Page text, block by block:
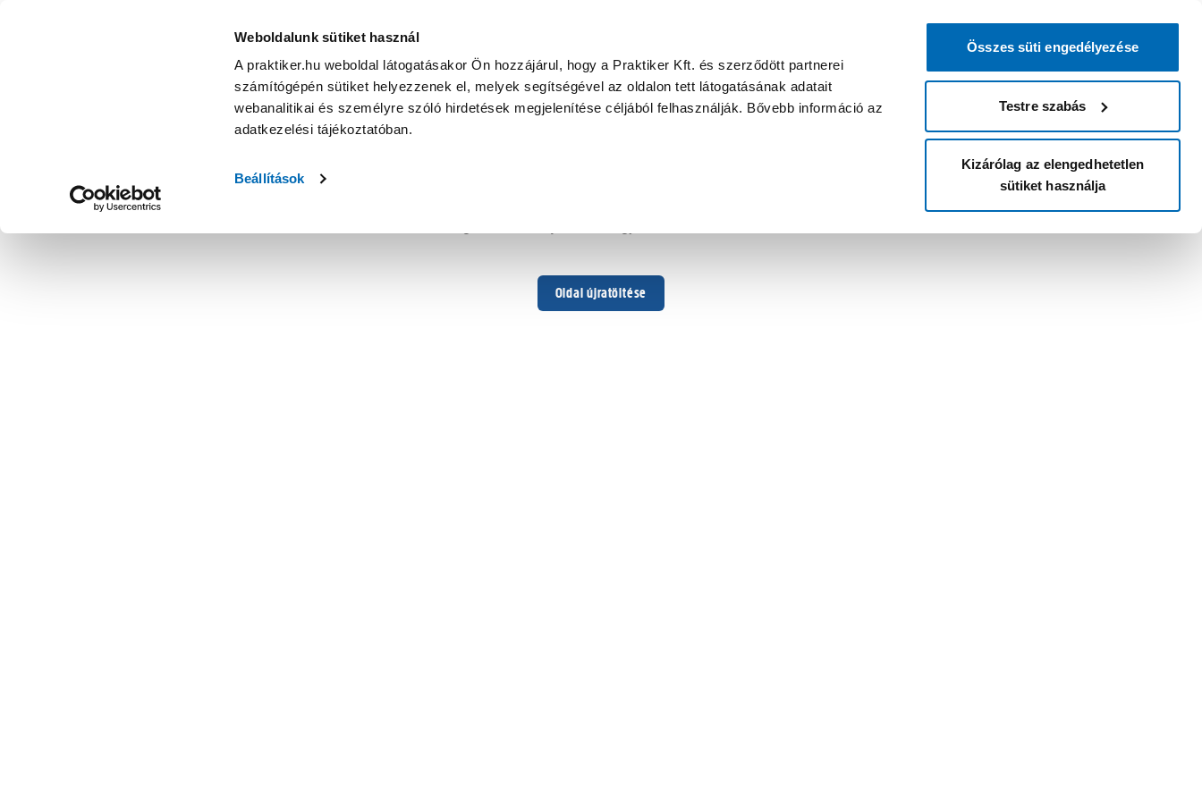
Weboldalunk sütiket használ
A praktiker.hu weboldal látogatásakor Ön hozzájárul, hogy a Praktiker Kft. és szerződött partnerei
számítógépén sütiket helyezzenek el, melyek segítségével az oldalon tett látogatásának adatait
webanalitikai és személyre szóló hirdetések megjelenítése céljából felhasználják. Bővebb információ az
adatkezelési tájékoztatóban.
Beállítások
Összes süti engedélyezése
Testre szabás
Kizárólag az elengedhetetlen
sütiket használja
Oldal újratöltése